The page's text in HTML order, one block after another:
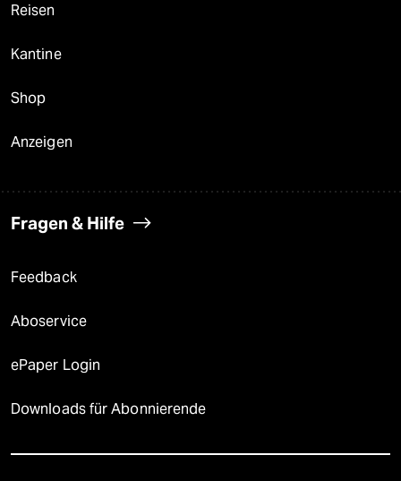
Reisen
Kantine
Shop
Anzeigen
Fragen & Hilfe
Feedback
Aboservice
ePaper Login
Downloads für Abonnierende